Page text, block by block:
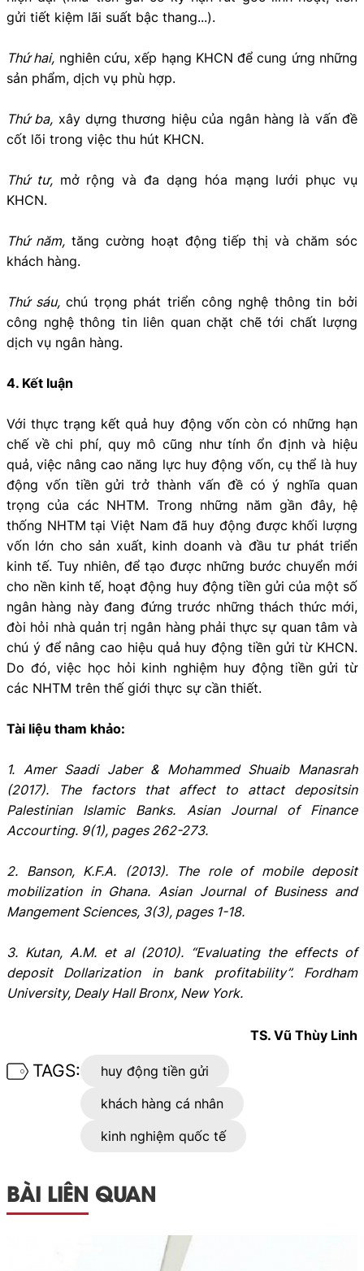
gửi tiết kiệm lãi suất bậc thang...).
Thứ hai, nghiên cứu, xếp hạng KHCN để cung ứng những
sản phẩm, dịch vụ phù hợp.
Thứ ba, xây dựng thương hiệu của ngân hàng là vấn đề
cốt lõi trong việc thu hút KHCN.
Thứ tư,mở rộng và đa dạng hóa mạng lưới phục vụ
KHCN.
Thứ năm,tăng cường hoạt động tiếp thị và chăm sóc
khách hàng.
Thứ sáu,chú trọng phát triển công nghệ thông tin bởi
công nghệ thông tin liên quan chặt chẽ tới chất lượng
dịch vụ ngân hàng.
4. Kết luận
Với thực trạng kết quả huy động vốn còn có những hạn
chế về chi phí, quy mô cũng như tính ổn định và hiệu
quả, việc nâng cao năng lực huy động vốn, cụ thể là huy
động vốn tiền gửi trở thành vấn đề có ý nghĩa quan
trọng của các NHTM. Trong những năm gần đây, hệ
thống NHTM tại Việt Nam đã huy động được khối lượng
vốn lớn cho sản xuất, kinh doanh và đầu tư phát triển
kinh tế. Tuy nhiên, để tạo được những bước chuyển mới
cho nền kinh tế, hoạt động huy động tiền gửi của một số
ngân hàng này đang đứng trước những thách thức mới,
đòi hỏi nhà quản trị ngân hàng phải thực sự quan tâm và
chú ý để nâng cao hiệu quả huy động tiền gửi từ KHCN.
Do đó, việc học hỏi kinh nghiệm huy động tiền gửi từ
các NHTM trên thế giới thực sự cần thiết.
Tài liệu tham khảo:
1. Amer Saadi Jaber & Mohammed Shuaib Manasrah
(2017). The factors that affect to attact depositsin
Palestinian Islamic Banks. Asian Journal of Finance
Accourting. 9(1), pages 262-273.
2. Banson, K.F.A. (2013). The role of mobile deposit
mobilization in Ghana. Asian Journal of Business and
Mangement Sciences, 3(3), pages 1-18.
3. Kutan, A.M. et al (2010). “Evaluating the effects of
deposit Dollarization in bank profitability”. Fordham
University, Dealy Hall Bronx, New York.
TS. Vũ Thùy Linh
TAGS:
huy động tiền gửi
khách hàng cá nhân
kinh nghiệm quốc tế
BÀI LIÊN QUAN